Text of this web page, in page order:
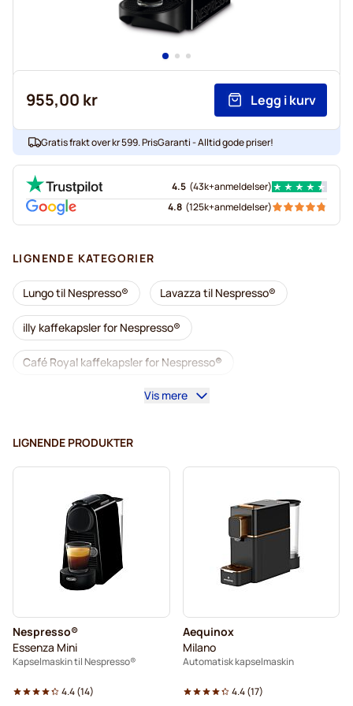
955,00 kr Legg i kurv
Gratis frakt over kr 599. PrisGaranti - Alltid gode priser!
4.5 (43k+anmeldelser)
4.8 (125k+anmeldelser)
LIGNENDE KATEGORIER
Lungo til Nespresso® Lavazza til Nespresso®
illy kaffekapsler for Nespresso®
Café Royal kaffekapsler for Nespresso®
Alt til kaffen til Nespresso®
L'OR kaffekapsler for Nespresso®
Segafredo kaffekapsler for Nespresso®
Café René kaffekapsler for Nespresso®
Caffè Borbone for Nespresso®
Merrild kaffekapsler for Nespresso®
Vis mere
LIGNENDE PRODUKTER
Nespresso®
Essenza Mini
Kapselmaskin til Nespresso®
4.4(14)
Aequinox
Milano
Automatisk kapselmaskin
4.4(17)